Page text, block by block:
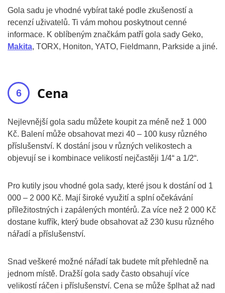
Gola sadu je vhodné vybírat také podle zkušeností a
recenzí uživatelů. Ti vám mohou poskytnout cenné
informace. K oblíbeným značkám patří gola sady Geko,
Makita, TORX, Honiton, YATO, Fieldmann, Parkside a jiné.
Cena
Nejlevnější gola sadu můžete koupit za méně než 1 000
Kč. Balení může obsahovat mezi 40 – 100 kusy různého
příslušenství. K dostání jsou v různých velikostech a
objevují se i kombinace velikostí nejčastěji 1/4“ a 1/2“.
Pro kutily jsou vhodné gola sady, které jsou k dostání od 1
000 – 2 000 Kč. Mají široké využití a splní očekávání
příležitostných i zapálených montérů. Za více než 2 000 Kč
dostane kufřík, který bude obsahovat až 230 kusu různého
nářadí a příslušenství.
Snad veškeré možné nářadí tak budete mít přehledně na
jednom místě. Dražší gola sady často obsahují více
velikostí ráčen i příslušenství. Cena se může šplhat až nad